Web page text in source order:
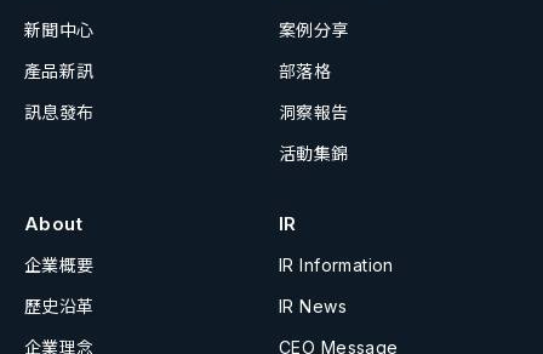
新聞中心
產品新訊
訊息發布
案例分享
部落格
洞察報告
活動集錦
About
企業概要
歷史沿革
企業理念
IR
IR Information
IR News
CEO Message